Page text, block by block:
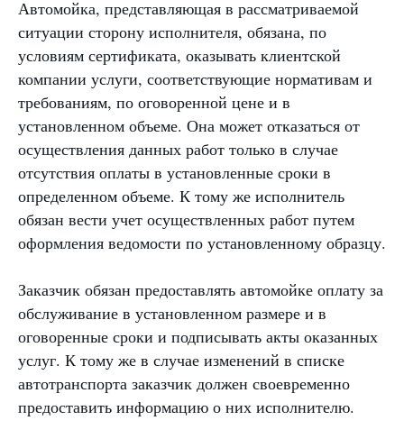
Автомойка, представляющая в рассматриваемой
ситуации сторону исполнителя, обязана, по
условиям сертификата, оказывать клиентской
компании услуги, соответствующие нормативам и
требованиям, по оговоренной цене и в
установленном объеме. Она может отказаться от
осуществления данных работ только в случае
отсутствия оплаты в установленные сроки в
определенном объеме. К тому же исполнитель
обязан вести учет осуществленных работ путем
оформления ведомости по установленному образцу.
Заказчик обязан предоставлять автомойке оплату за
обслуживание в установленном размере и в
оговоренные сроки и подписывать акты оказанных
услуг. К тому же в случае изменений в списке
автотранспорта заказчик должен своевременно
предоставить информацию о них исполнителю.